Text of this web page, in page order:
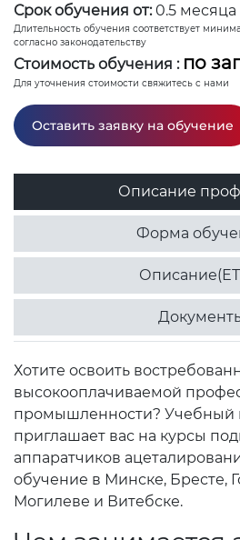
Срок обучения от: 0.5 месяца
Длительность обучения соответствует
согласно законодательству
Стоимость обучения : по
Для уточнения стоимости свяжитесь с нами
Оставить заявку на обучение
Описание
Форма
Хотите освоить
высокооплачиваемой
промышленности? Учебный
приглашает вас на курсы
аппаратчиков
обучение в Минске, Бресте,
Могилеве и Витебске.